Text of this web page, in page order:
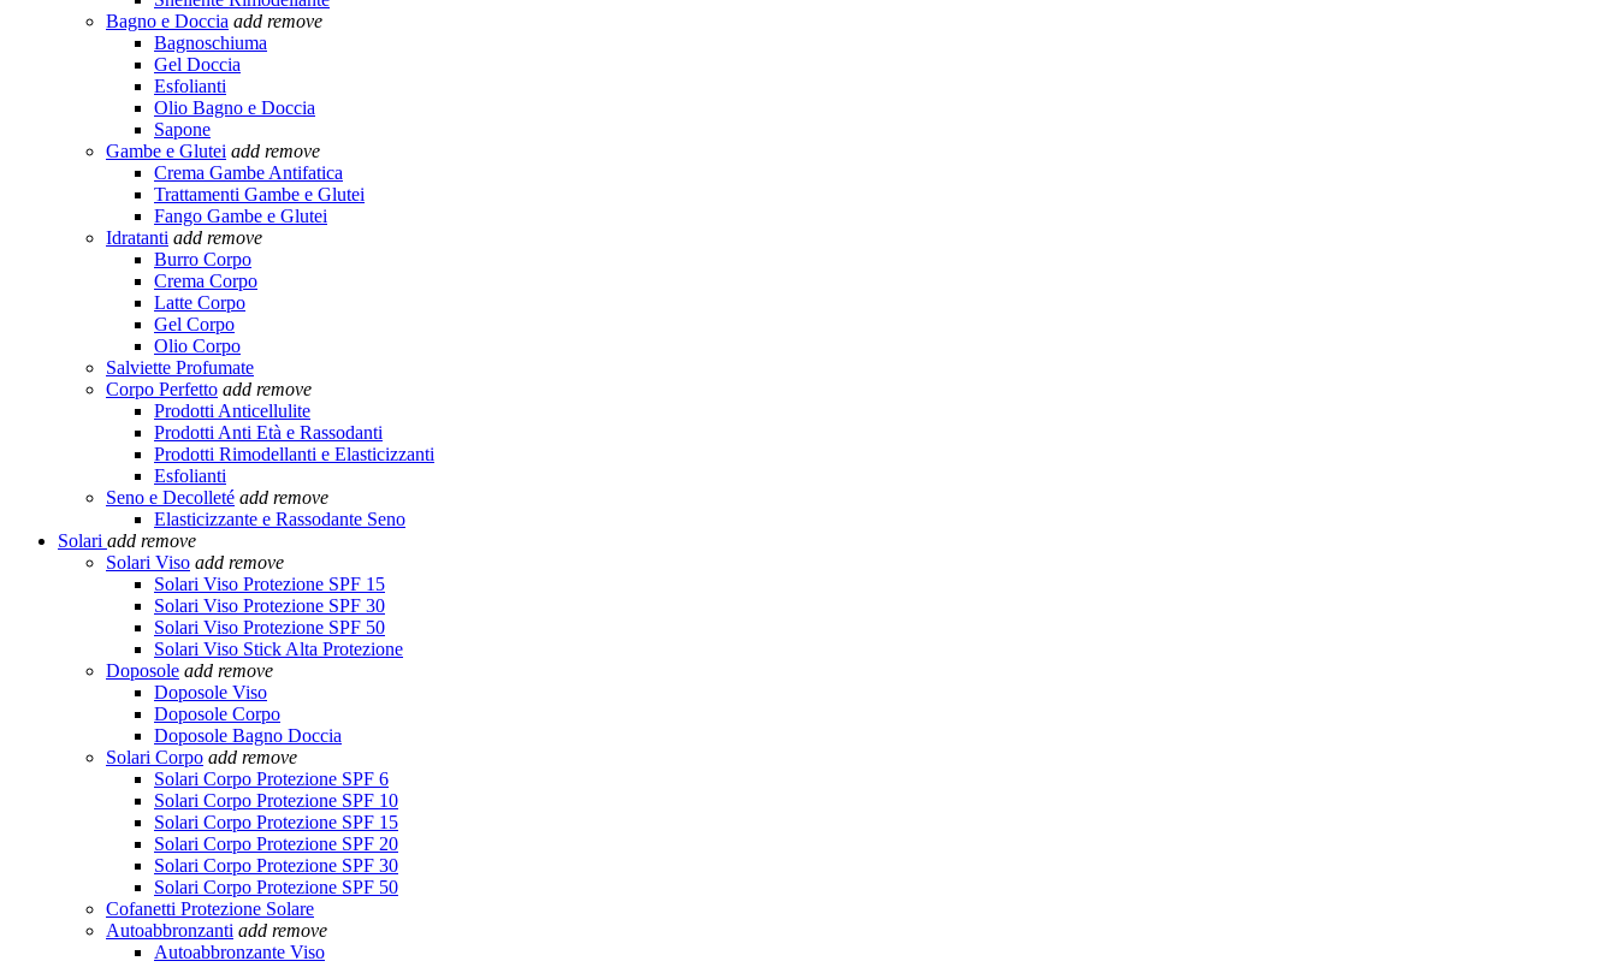
Bagno e Doccia add remove
Bagnoschiuma
Gel Doccia
Esfolianti
Olio Bagno e Doccia
Sapone
Gambe e Glutei add remove
Crema Gambe Antifatica
Trattamenti Gambe e Glutei
Fango Gambe e Glutei
Idratanti add remove
Burro Corpo
Crema Corpo
Latte Corpo
Gel Corpo
Olio Corpo
Salviette Profumate
Corpo Perfetto add remove
Prodotti Anticellulite
Prodotti Anti Età e Rassodanti
Prodotti Rimodellanti e Elasticizzanti
Esfolianti
Seno e Decolleté add remove
Elasticizzante e Rassodante Seno
Solari add remove
Solari Viso add remove
Solari Viso Protezione SPF 15
Solari Viso Protezione SPF 30
Solari Viso Protezione SPF 50
Solari Viso Stick Alta Protezione
Doposole add remove
Doposole Viso
Doposole Corpo
Doposole Bagno Doccia
Solari Corpo add remove
Solari Corpo Protezione SPF 6
Solari Corpo Protezione SPF 10
Solari Corpo Protezione SPF 15
Solari Corpo Protezione SPF 20
Solari Corpo Protezione SPF 30
Solari Corpo Protezione SPF 50
Cofanetti Protezione Solare
Autoabbronzanti add remove
Autoabbronzante Viso